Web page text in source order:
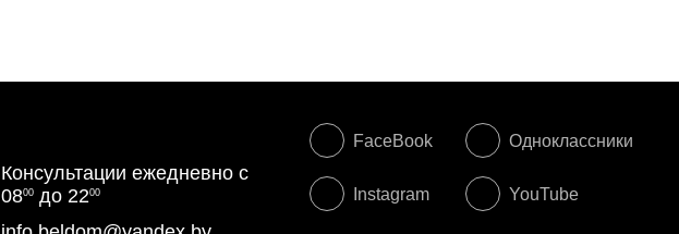
Консультации ежедневно с
0800 до 2200
FaceBook Одноклассники
Instagram YouTube